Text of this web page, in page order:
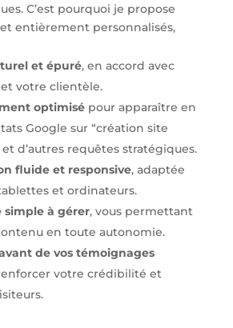
C’est pourquoi je propose
entièrement personnalisés,
et épuré, en accord avec
votre clientèle.
optimisépour apparaître en
Google sur “création site
d’autres requêtes stratégiques.
fluide et responsive, adaptée
et ordinateurs.
simple à gérer, vous permettant
en toute autonomie.
de vos témoignages
votre crédibilité et